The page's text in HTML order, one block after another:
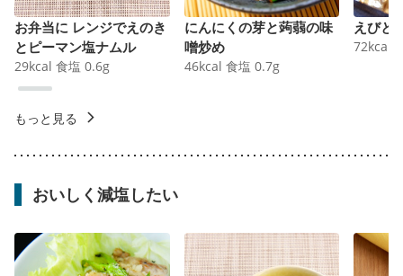
お弁当に レンジでえのき
とピーマン塩ナムル
29kcal 食塩 0.6g
にんにくの芽と蒟蒻の味
噌炒め
46kcal 食塩 0.7g
えびと
72kcal
もっと見る
おいしく減塩したい